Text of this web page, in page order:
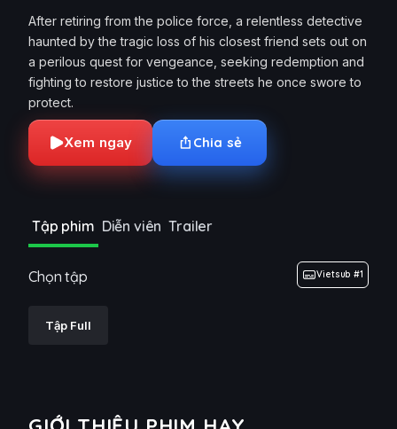
After retiring from the police force, a relentless detective
haunted by the tragic loss of his closest friend sets out on
a perilous quest for vengeance, seeking redemption and
fighting to restore justice to the streets he once swore to
protect.
Xem ngay Chia sẻ
Tập phim Diễn viên Trailer
Chọn tập Vietsub #1
Tập Full